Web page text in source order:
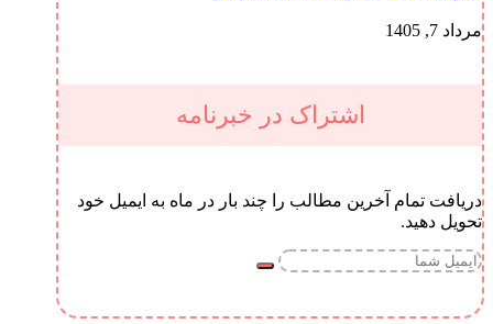
مرداد 7, 1405
اشتراک در خبرنامه
دریافت تمام آخرین مطالب را چند بار در ماه به ایمیل خود
تحویل دهید.